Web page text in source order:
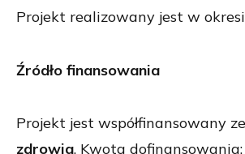
Projekt realizowany jest w
Źródło finansowania
Projekt jest współfinansowany
zdrowia. Kwota